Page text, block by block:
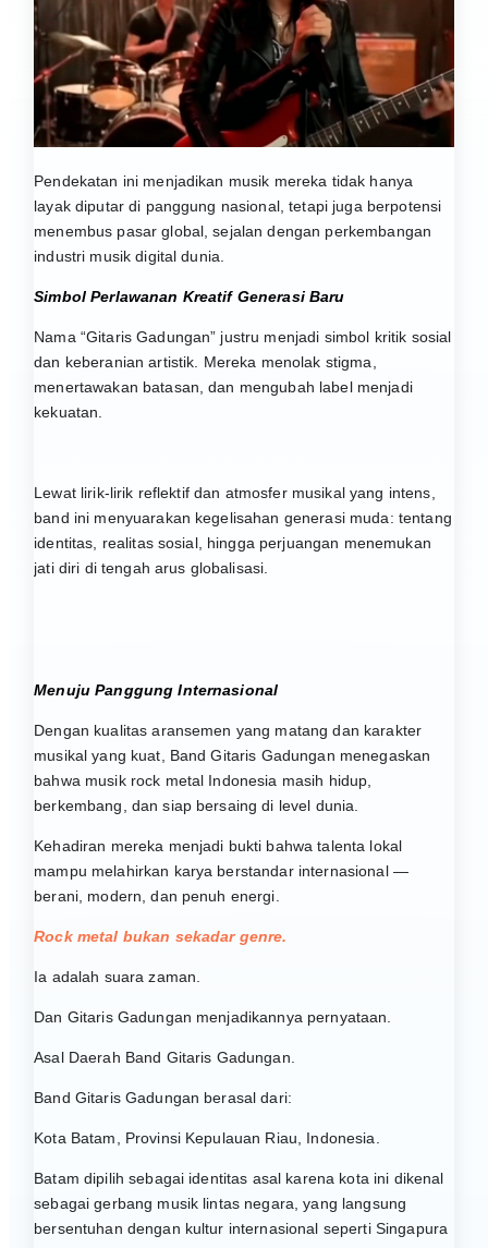
Pendekatan ini menjadikan musik mereka tidak hanya
layak diputar di panggung nasional, tetapi juga berpotensi
menembus pasar global, sejalan dengan perkembangan
industri musik digital dunia.
Simbol Perlawanan Kreatif Generasi Baru
Nama “Gitaris Gadungan” justru menjadi simbol kritik sosial
dan keberanian artistik. Mereka menolak stigma,
menertawakan batasan, dan mengubah label menjadi
kekuatan.
Lewat lirik-lirik reflektif dan atmosfer musikal yang intens,
band ini menyuarakan kegelisahan generasi muda: tentang
identitas, realitas sosial, hingga perjuangan menemukan
jati diri di tengah arus globalisasi.
Menuju Panggung Internasional
Dengan kualitas aransemen yang matang dan karakter
musikal yang kuat, Band Gitaris Gadungan menegaskan
bahwa musik rock metal Indonesia masih hidup,
berkembang, dan siap bersaing di level dunia.
Kehadiran mereka menjadi bukti bahwa talenta lokal
mampu melahirkan karya berstandar internasional —
berani, modern, dan penuh energi.
Rock metal bukan sekadar genre.
Ia adalah suara zaman.
Dan Gitaris Gadungan menjadikannya pernyataan.
Asal Daerah Band Gitaris Gadungan.
Band Gitaris Gadungan berasal dari:
Kota Batam, Provinsi Kepulauan Riau, Indonesia.
Batam dipilih sebagai identitas asal karena kota ini dikenal
sebagai gerbang musik lintas negara, yang langsung
bersentuhan dengan kultur internasional seperti Singapura